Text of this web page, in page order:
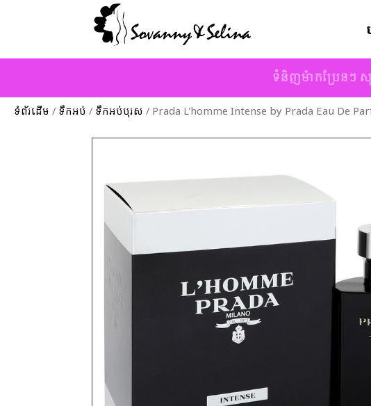
ទំនិញម៉ាកប្រែនៗ សុ
ទំព័រដើម / ទឹកអប់ / ទឹកអប់បុរស / Prada L'homme Intense by Prada Eau De